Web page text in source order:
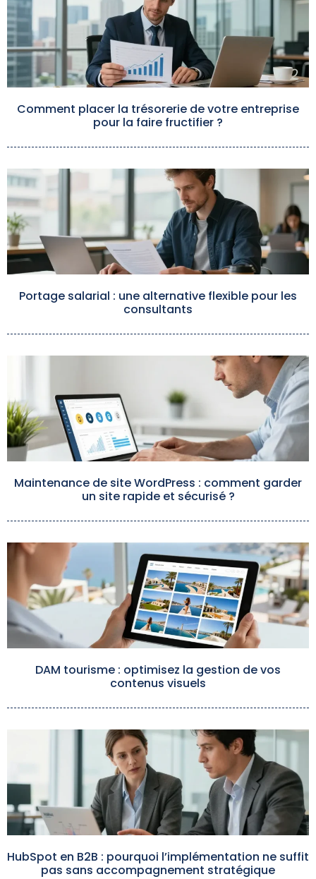
Comment placer la trésorerie de votre entreprise
pour la faire fructifier ?
Portage salarial : une alternative flexible pour les
consultants
Maintenance de site WordPress : comment garder
un site rapide et sécurisé ?
DAM tourisme : optimisez la gestion de vos
contenus visuels
HubSpot en B2B : pourquoi l’implémentation ne suffit
pas sans accompagnement stratégique